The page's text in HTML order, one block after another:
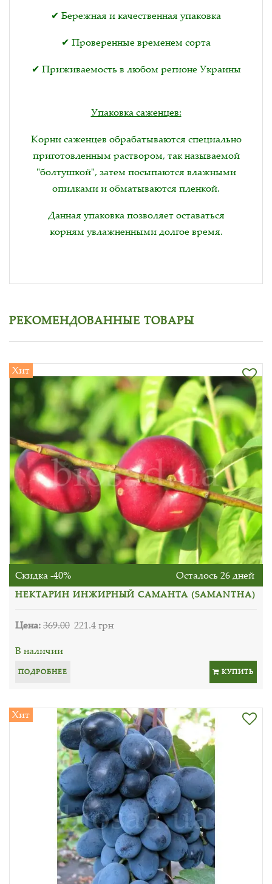
✔ Бережная и качественная упаковка
✔ Проверенные временем сорта
✔ Приживаемость в любом регионе Украины
Упаковка саженцев:
Корни саженцев обрабатываются специально
приготовленным раствором, так называемой
"болтушкой", затем посыпаются влажными
опилками и обматываются пленкой.
Данная упаковка позволяет оставаться
корням увлажненными долгое время.
РЕКОМЕНДОВАННЫЕ ТОВАРЫ
Хит
Скидка -40% Осталось 26 дней
НЕКТАРИН ИНЖИРНЫЙ САМАНТА (SAMANTHA)
Цена:369.00 221.4 грн
В наличии
ПОДРОБНЕЕ КУПИТЬ
Хит